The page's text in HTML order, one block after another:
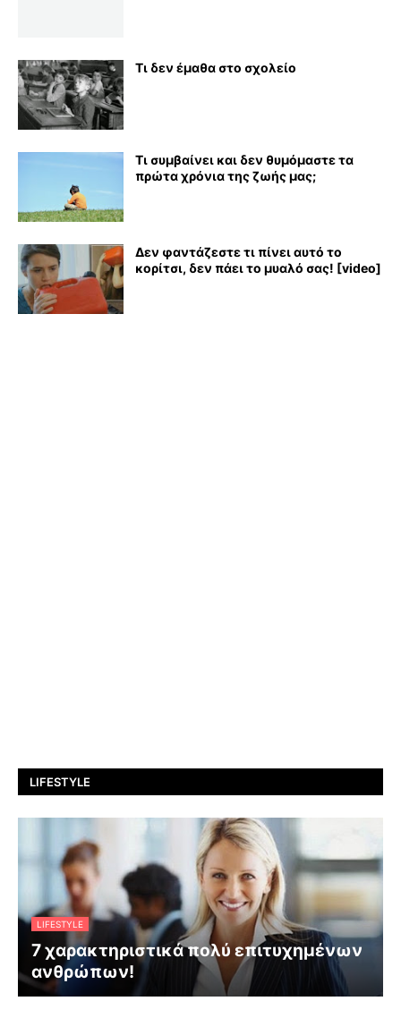
Τι δεν έμαθα στο σχολείο
Τι συμβαίνει και δεν θυμόμαστε τα
πρώτα χρόνια της ζωής μας;
Δεν φαντάζεστε τι πίνει αυτό το
κορίτσι, δεν πάει το μυαλό σας! [video]
LIFESTYLE
LIFESTYLE
7 χαρακτηριστικά πολύ επιτυχημένων
ανθρώπων!